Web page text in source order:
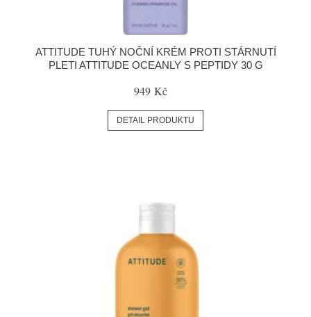
ATTITUDE TUHÝ NOČNÍ KRÉM PROTI STÁRNUTÍ
PLETI ATTITUDE OCEANLY S PEPTIDY 30 G
949 Kč
DETAIL PRODUKTU